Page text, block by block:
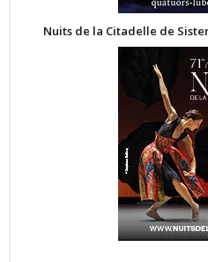
Nuits de la Citadelle de